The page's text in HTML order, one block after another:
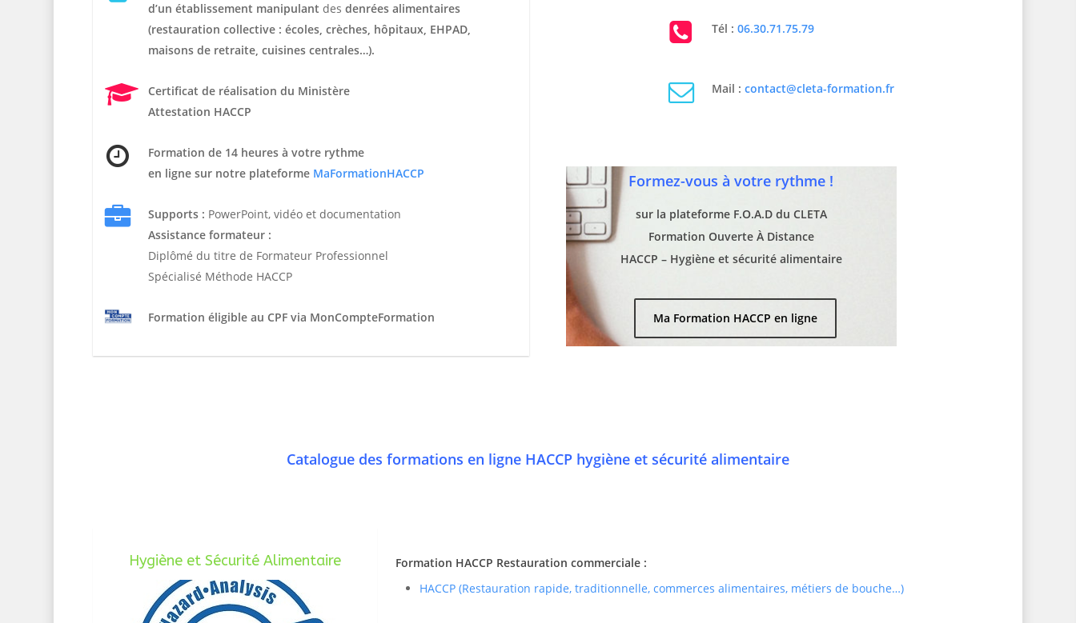
d’un établissement manipulant des denrées alimentaires
(restauration collective : écoles, crèches, hôpitaux, EHPAD,
maisons de retraite, cuisines centrales…).
Certificat de réalisation du Ministère
Attestation HACCP
Formation de 14 heures à votre rythme
en ligne sur notre plateforme MaFormationHACCP
Supports : PowerPoint, vidéo et documentation
Assistance formateur :
Diplômé du titre de Formateur Professionnel
Spécialisé Méthode HACCP
Formation éligible au CPF via MonCompteFormation
Tél : 06.30.71.75.79
Mail : contact@cleta-formation.fr
Formez-vous à votre rythme !
sur la plateforme F.O.A.D du CLETA
Formation Ouverte À Distance
HACCP – Hygiène et sécurité alimentaire
Ma Formation HACCP en ligne
Catalogue des formations en ligne HACCP hygiène et sécurité alimentaire
Hygiène et Sécurité Alimentaire
Formation HACCP Restauration commerciale :
HACCP (Restauration rapide, traditionnelle, commerces alimentaires, métiers de bouche…)